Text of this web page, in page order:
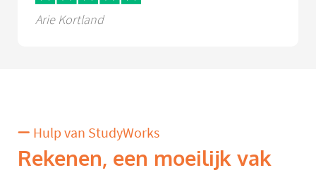
Arie Kortland
Hulp van StudyWorks
Rekenen, een moeilijk vak